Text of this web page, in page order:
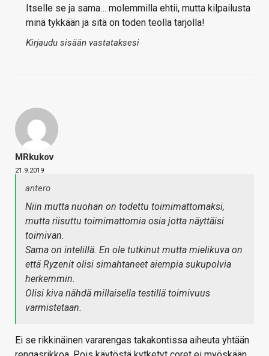
Itselle se ja sama… molemmilla ehtii, mutta kilpailusta
minä tykkään ja sitä on toden teolla tarjolla!
Kirjaudu sisään vastataksesi
MRkukov
21.9.2019
antero
Niin mutta nuohan on todettu toimimattomaksi,
mutta riisuttu toimimattomia osia jotta näyttäisi
toimivan.
Sama on intelillä. En ole tutkinut mutta mielikuva on
että Ryzenit olisi simahtaneet aiempia sukupolvia
herkemmin.
Olisi kiva nähdä millaisella testillä toimivuus
varmistetaan.
Ei se rikkinäinen vararengas takakontissa aiheuta yhtään